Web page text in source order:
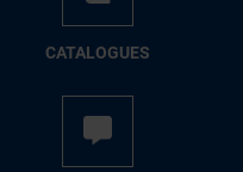
CATALOGUES